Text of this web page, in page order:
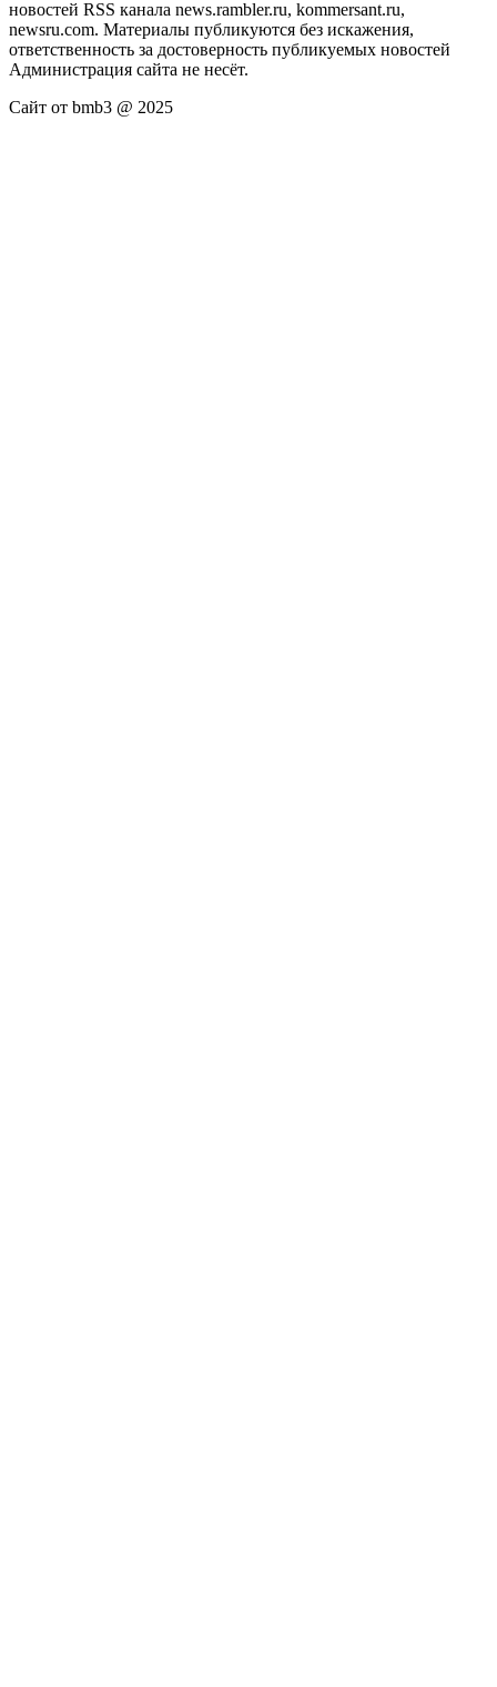
новостей RSS канала news.rambler.ru, kommersant.ru,
newsru.com. Материалы публикуются без искажения,
ответственность за достоверность публикуемых новостей
Администрация сайта не несёт.
Сайт от bmb3 @ 2025